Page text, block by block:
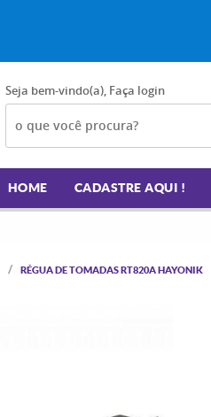
Seja bem-vindo(a), Faça login
HOME CADASTRE AQUI !
RÉGUA DE TOMADAS RT820A HAYONIK